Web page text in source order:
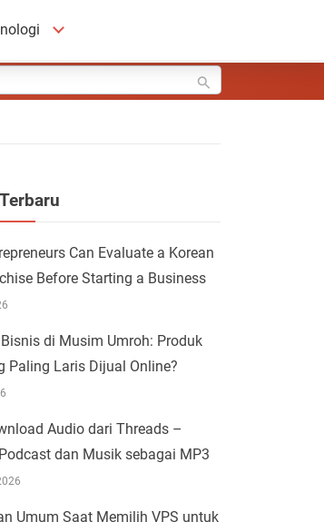
Can Evaluate a Korean
Before Starting a Business
di Musim Umroh: Produk
Paling Laris Dijual Online?
Audio dari Threads –
dan Musik sebagai MP3
Umum Saat Memilih VPS untuk